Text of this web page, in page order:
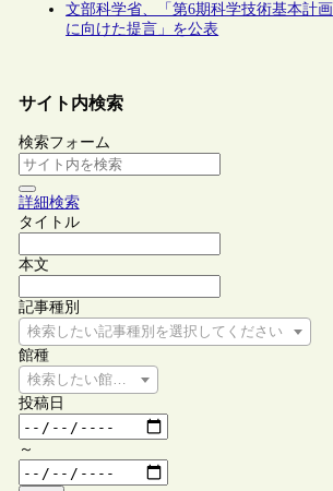
文部科学省、「第6期科学技術基本計画
に向けた提言」を公表
サイト内検索
検索フォーム
詳細検索
タイトル
本文
記事種別
検索したい記事種別を選択してください
館種
検索したい館種を選択してください
投稿日
～